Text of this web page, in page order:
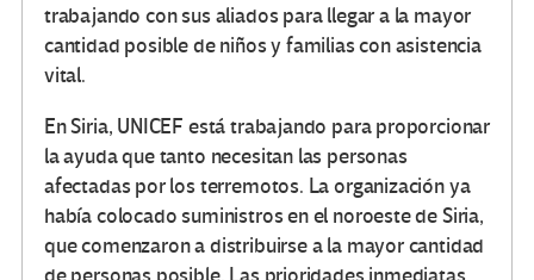
trabajando con sus aliados para llegar a la mayor
cantidad posible de niños y familias con asistencia
vital.
En Siria, UNICEF está trabajando para proporcionar
la ayuda que tanto necesitan las personas
afectadas por los terremotos. La organización ya
había colocado suministros en el noroeste de Siria,
que comenzaron a distribuirse a la mayor cantidad